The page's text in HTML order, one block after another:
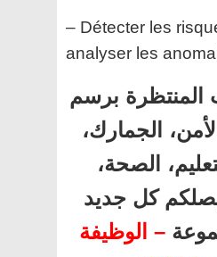
– Détecter les
analyser les
المنتظرة برسم
سنة 2024 الأمن، الجمارك،
الصحة،
كل جديد
– الوظيفة